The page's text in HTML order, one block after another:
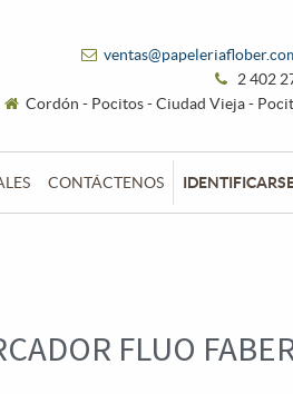
2 402
Cordón - Pocitos - Ciudad Vieja -
CONTÁCTENOS
FLUO